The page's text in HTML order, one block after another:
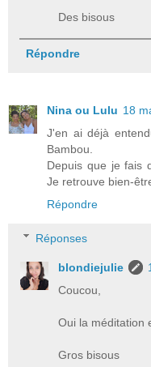
Des bisous
Répondre
Nina ou Lulu 18
J'en ai déjà
Bambou.
Depuis que je fais
Je retrouve bien-
Répondre
Réponses
blondiejulie
Coucou,
Oui la méditation
Gros bisous